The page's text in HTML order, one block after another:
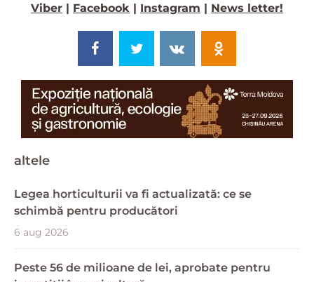
Viber | Facebook | Instagram | News letter!
altele
Legea horticulturii va fi actualizată: ce se
schimbă pentru producători
6 aug 2026
Peste 56 de milioane de lei, aprobate pentru